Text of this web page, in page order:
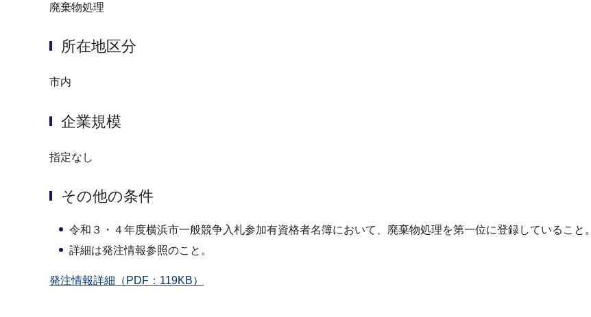
廃棄物処理
所在地区分
市内
企業規模
指定なし
その他の条件
令和３・４年度横浜市一般競争入札参加有資格者名簿において、廃棄物処理を第一位に登録していること。
詳細は発注情報参照のこと。
発注情報詳細（PDF：119KB）